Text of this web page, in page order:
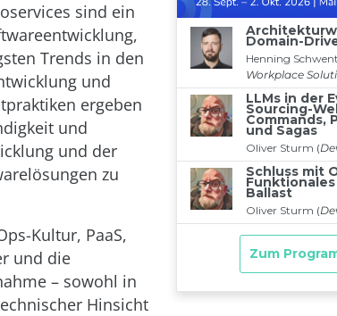
sind ein
Trends in den
und
ergeben
und
und der
zu
Kultur, PaaS,
und die
– sowohl in
Hinsicht